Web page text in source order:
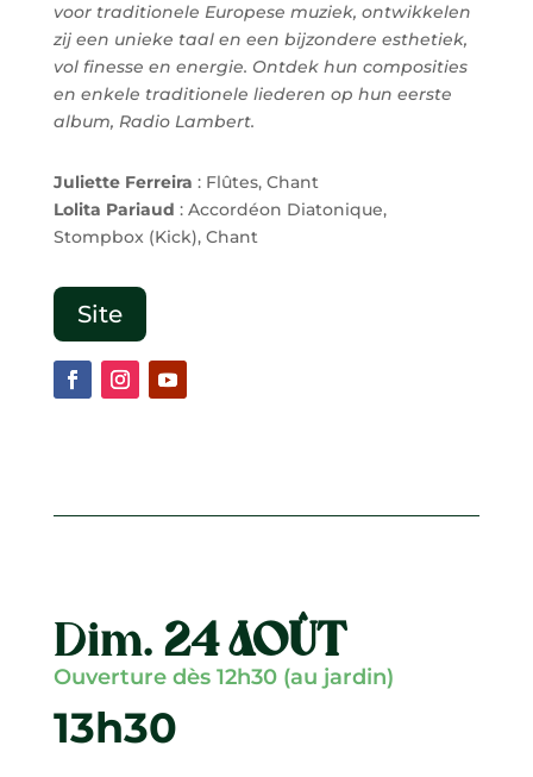
voor traditionele Europese muziek, ontwikkelen
zij een unieke taal en een bijzondere esthetiek,
vol finesse en energie. Ontdek hun composities
en enkele traditionele liederen op hun eerste
album, Radio Lambert.
Juliette Ferreira : Flûtes, Chant
Lolita Pariaud : Accordéon Diatonique,
Stompbox (Kick), Chant
Site
Dim. 24 AOÛT
Ouverture dès 12h30 (au jardin)
13h30